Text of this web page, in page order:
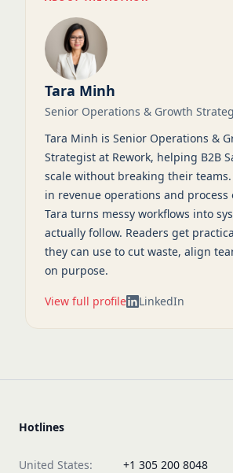
Tara Minh
Senior Operations & Growth
Tara Minh is Senior Operations &
Strategist at Rework, helping B2B
scale without breaking their teams.
in revenue operations and
Tara turns messy workflows into
actually follow. Readers get
they can use to cut waste, align
on purpose.
View full profile LinkedIn
Hotlines
United States:
+1 305 200 8048